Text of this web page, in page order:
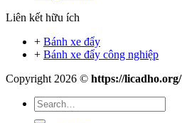
Liên kết hữu ích
+ Bánh xe đẩy
+ Bánh xe đẩy công nghiệp
Copyright 2026 © https://licadho.org/